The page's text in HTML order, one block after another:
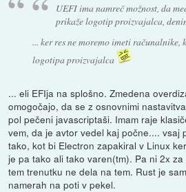
UEFI ima namreč možnost, da
prikaže logotip proizvajalca,
... ker res ne moremo imeti
logotipa proizvajalca
... eli EFIja na splošno. Zmedena
omogočajo, da se z osnovnimi
pol pečeni javascriptaši. Imam raje
vem, da je avtor vedel kaj počne.... vsaj
tako, kot bi Electron zapakiral v Linux
je pa tako ali tako varen(tm). Pa ni 2x
tem trenutku ne dela na tem. Rust je
namerah na poti v pekel.